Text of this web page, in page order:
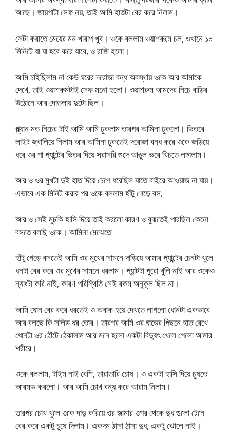
আছে। জায়গাটা সেফ নয়, তাই আমি হাতটা বের করে নিলাম।
সেটা করাতে মেয়ের মন খারাপ খুব। ওকে বললাম ওয়াশরুমে চল, ওখানে ১০
মিনিটে যা যা হবে করে যাবে, ও রাজি হলো।
আমি চাইছিলাম না কেউ ঘরের দরোজা বন্ধ অবস্থায় ওকে আর আমাকে
দেখে, তাই ওয়াশরুমটাই সেফ মনো হলো। ওয়াশরুম আমদের নিচে বাড়ির
উঠোনে আর দোতলায় দুটো ছিল।
প্ল্যান মত নিচের টাই আমি আমি ঢুকলাম তারপর আমিনা ঢুকলো। ভিতরে
লাইট জ্বালিয়ে নিলাম আর আমিনা ঢুকতেই দরোজা বন্ধ করে ওকে জড়িয়ে
ধরে ওর পা প্যান্টের ভিতর দিয়ে সরাসরি গুদে আঙুল ভরে খিচতে লাগলাম।
আর ও ওর মুখটা দুই হাত দিয়ে চেপে ধরেছিল যাতে বাইরে আওয়াজ না যায়।
এভাবে এক মিনিট করার পর ওকে বললাম হাঁটু গেড়ে বস,
আর ও সেই মুচকি হাসি দিয়ে তাই করলো কারণ ও বুঝতেই পারছিল কেনো
বসতে বলছি ওকে। আমিনা মেঝেতে
হাঁটু গেড়ে বসতেই আমি ওর মুখের সামনে দাড়িয়ে আমার প্যান্টের চেনটা খুলে
ধনটা বের করে ওর মুখের সামনে ধরলাম। প্যান্টটা পুরো খুলি নাই আর ওকেও
ন্যাংটা করি নাই, কারণ পরিস্থিতি সেই রকম অনুকূল ছিল না।
আমি ধোন বের করে ধরতেই ও অবাক হয়ে দেখতে লাগলো ধোনটা একভাবে
আর বলছে কি সলিড ধর তোর। তারপর আমি ওর ঘাড়ের পিছনে হাত রেখে
ধোনটা ওর ঠোঁটে ঠেকালাম আর মনে হলো একটা বিদ্যুৎ খেলে গেলো আমার
শরীরে।
ওকে বললাম, টাইম নাই বেশি, তারাতারি চোষ। ও একটা হাসি দিয়ে চুষতে
আরম্ভ করলো। আর আমি চোখ বন্ধ করে আরাম নিলাম।
তারপর চোখ খুলে ওকে দাড় করিয়ে ওর জামার ওপর থেকে দুধ গুলো টেনে
বের করে একটু চুষে দিলাম। একদম ঠাসা ঠাসা দুধ, একটু ঝোলে নাই।